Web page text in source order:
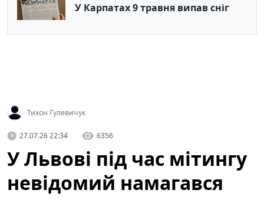
У Карпатах 9 травня випав сніг
Тихон Гулевичук
27.07.26 22:34 6356
У Львові під час мітингу
невідомий намагався